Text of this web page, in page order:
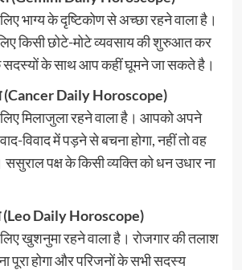
भाग्य के दृष्टिकोण से अच्छा रहने वाला है।
किसी छोटे-मोटे व्यवसाय की शुरुआत कर
सदस्यों के साथ आप कहीं घूमने जा सकते है।
(Cancer Daily Horoscope)
मिलाजुला रहने वाला है। आपको अपने
विवाद में पड़ने से बचना होगा, नहीं तो वह
पक्ष के किसी व्यक्ति को धन उधार ना
(Leo Daily Horoscope)
खुशनुमा रहने वाला है। रोजगार की तलाश
पूरा होगा और परिजनों के सभी सदस्य